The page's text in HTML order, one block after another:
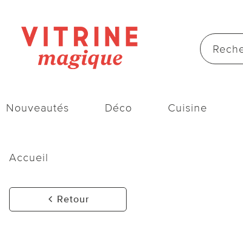
Nouveautés Déco Cuisine
Accueil
Retour